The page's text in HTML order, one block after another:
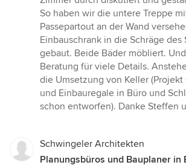
So haben wir die untere Treppe
Passepartout an der Wand
Einbauschrank in die Schräge des
gebaut. Beide Bäder möbliert.
Beratung für viele Details.
die Umsetzung von Keller
und Einbauregale in Büro und
schon entworfen). Danke Steffen
Schwingeler Architekten
Planungsbüros und Bauplaner in